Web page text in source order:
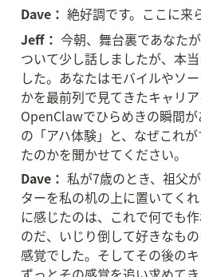
Dave： 絶好調です。ここに来
Jeff： 今朝、舞台裏であなた
ついて少し話しましたが、本
した。あなたはモバイルやソ
かを最前列で見てきたキャリア
OpenClawでひらめきの瞬間
の「アハ体験」と、なぜこれ
たのかを聞かせてください。
Dave： 私が7歳のとき、祖父
ターを私の机の上に置いてく
に感じたのは、これで何でも
のだ、いじり倒して好きなも
感覚でした。そしてその後の